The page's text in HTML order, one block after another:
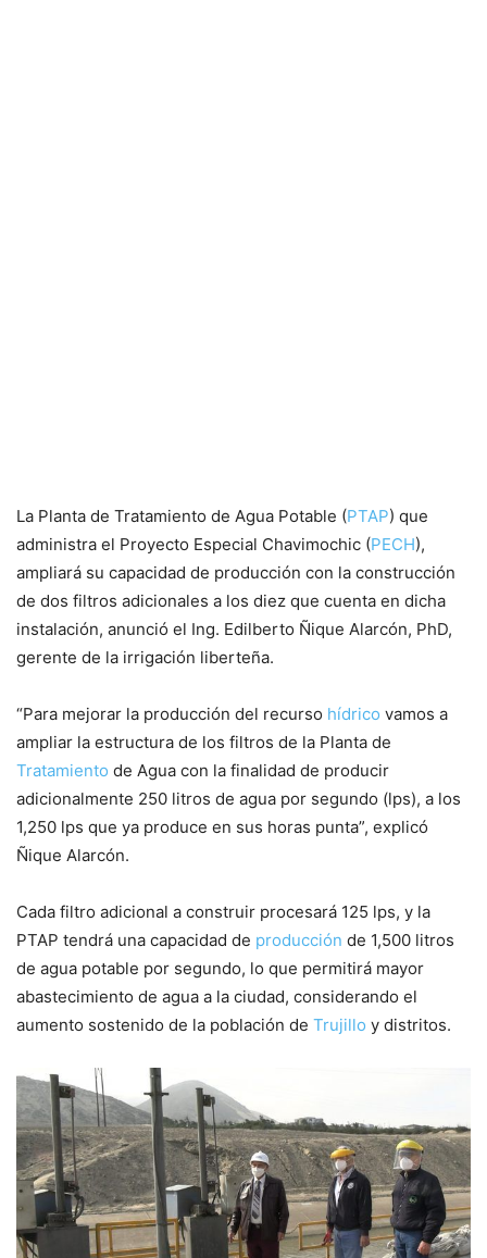
La Planta de Tratamiento de Agua Potable (PTAP) que
administra el Proyecto Especial Chavimochic (PECH),
ampliará su capacidad de producción con la construcción
de dos filtros adicionales a los diez que cuenta en dicha
instalación, anunció el Ing. Edilberto Ñique Alarcón, PhD,
gerente de la irrigación liberteña.
“Para mejorar la producción del recurso hídrico vamos a
ampliar la estructura de los filtros de la Planta de
Tratamiento de Agua con la finalidad de producir
adicionalmente 250 litros de agua por segundo (lps), a los
1,250 lps que ya produce en sus horas punta”, explicó
Ñique Alarcón.
Cada filtro adicional a construir procesará 125 lps, y la
PTAP tendrá una capacidad de producción de 1,500 litros
de agua potable por segundo, lo que permitirá mayor
abastecimiento de agua a la ciudad, considerando el
aumento sostenido de la población de Trujillo y distritos.